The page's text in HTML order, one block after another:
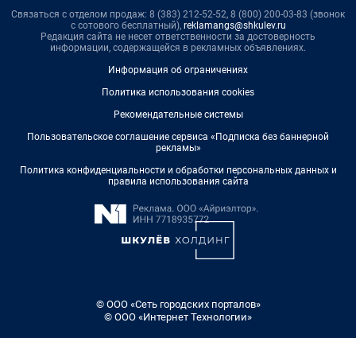
Связаться с отделом продаж: 8 (383) 212-52-52, 8 (800) 200-03-83 (звонок
с сотового бесплатный), reklamangs@shkulev.ru
Редакция сайта не несет ответственности за достоверность
информации, содержащейся в рекламных объявлениях.
Информация об ограничениях
Политика использования cookies
Рекомендательные системы
Пользовательское соглашение сервиса «Подписка без баннерной
рекламы»
Политика конфиденциальности и обработки персональных данных и
правила использования сайта
© ООО «Сеть городских порталов»
© ООО «Интернет Технологии»